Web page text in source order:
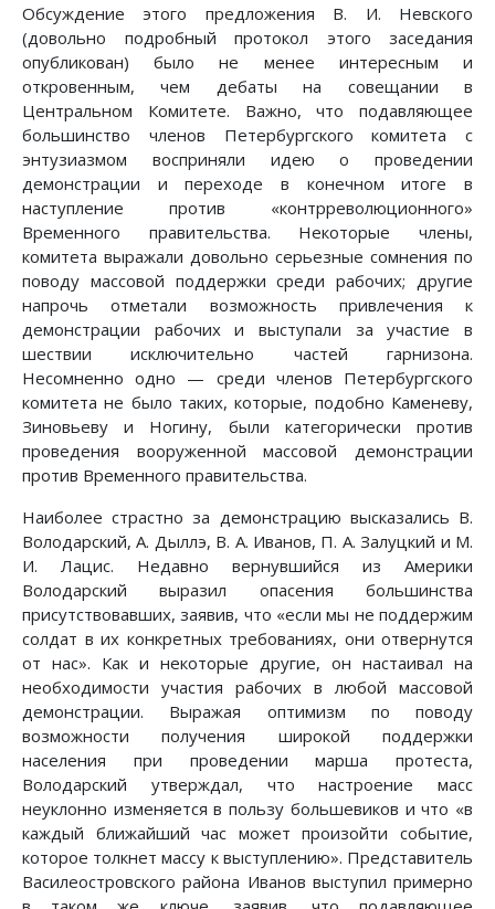
Обсуждение этого предложения В. И. Невского
(довольно подробный протокол этого заседания
опубликован) было не менее интересным и
откровенным, чем дебаты на совещании в
Центральном Комитете. Важно, что подавляющее
большинство членов Петербургского комитета с
энтузиазмом восприняли идею о проведении
демонстрации и переходе в конечном итоге в
наступление против «контрреволюционного»
Временного правительства. Некоторые члены,
комитета выражали довольно серьезные сомнения по
поводу массовой поддержки среди рабочих; другие
напрочь отметали возможность привлечения к
демонстрации рабочих и выступали за участие в
шествии исключительно частей гарнизона.
Несомненно одно — среди членов Петербургского
комитета не было таких, которые, подобно Каменеву,
Зиновьеву и Ногину, были категорически против
проведения вооруженной массовой демонстрации
против Временного правительства.
Наиболее страстно за демонстрацию высказались В.
Володарский, А. Дыллэ, В. А. Иванов, П. А. Залуцкий и М.
И. Лацис. Недавно вернувшийся из Америки
Володарский выразил опасения большинства
присутствовавших, заявив, что «если мы не поддержим
солдат в их конкретных требованиях, они отвернутся
от нас». Как и некоторые другие, он настаивал на
необходимости участия рабочих в любой массовой
демонстрации. Выражая оптимизм по поводу
возможности получения широкой поддержки
населения при проведении марша протеста,
Володарский утверждал, что настроение масс
неуклонно изменяется в пользу большевиков и что «в
каждый ближайший час может произойти событие,
которое толкнет массу к выступлению». Представитель
Василеостровского района Иванов выступил примерно